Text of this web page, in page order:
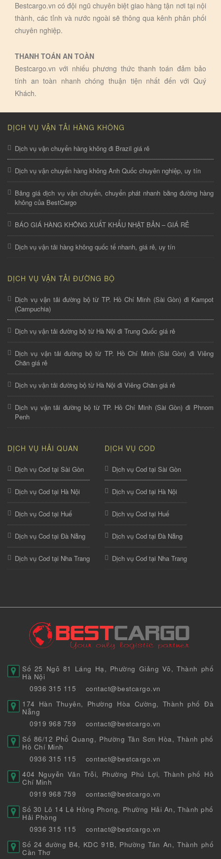
Bestcargo.vn có đội ngũ chuyên biệt giao hàng tận nơi tại nội
thành, các tỉnh và nước ngoài sẽ thông qua kênh phân phối
chuyên nghiệp.
THANH TOÁN AN TOÀN
Bestcargo.vn với nhiếu phương thức thanh toán đảm bảo
tính an toàn nhanh chóng thuận tiện nhất đến với Quý
Khách.
DỊCH VỤ VẬN TẢI HÀNG KHÔNG
Dịch vụ vận chuyển hàng không đi Brazil giá rẻ
Dịch vụ vận chuyển hàng không Anh Quốc chuyên nghiệp, uy tín
Bảng giá dịch vụ vận chuyển, chuyển phát nhanh bằng đường hàng
không của BestCargo
BÁO GIÁ HÀNG KHÔNG XUẤT KHẨU NHẬT BẢN – GIÁ RẺ
Dịch vụ vận tải hàng không quốc tế nhanh, giá rẻ, uy tín
DỊCH VỤ VẬN TẢI ĐƯỜNG BỘ
Dịch vụ vận tải đường bộ từ TP. Hồ Chí Minh (Sài Gòn) đi Kampot
(Campuchia)
Dịch vụ vận tải đường bộ từ Hà Nội đi Trung Quốc giá rẻ
Dịch vụ vận tải đường bộ từ TP. Hồ Chí Minh (Sài Gòn) đi Viêng
Chăn giá rẻ
Dịch vụ vận tải đường bộ từ Hà Nội đi Viêng Chăn giá rẻ
Dịch vụ vận tải đường bộ từ TP. Hồ Chí Minh (Sài Gòn) đi Phnom
Penh
DỊCH VỤ HẢI QUAN
Dịch vụ Cod tại Sài Gòn
Dịch vụ Cod tại Hà Nội
Dịch vụ Cod tại Huế
Dịch vụ Cod tại Đà Nẵng
Dịch vụ Cod tại Nha Trang
DỊCH VỤ COD
Dịch vụ Cod tại Sài Gòn
Dịch vụ Cod tại Hà Nội
Dịch vụ Cod tại Huế
Dịch vụ Cod tại Đà Nẵng
Dịch vụ Cod tại Nha Trang
Số 25 Ngõ 81 Láng Hạ, Phường Giảng Võ, Thành phố
Hà Nội
0936 315 115
contact@bestcargo.vn
174 Hàn Thuyên, Phường Hòa Cường, Thành phố Đà
Nẵng
0919 968 759
contact@bestcargo.vn
Số 86/12 Phổ Quang, Phường Tân Sơn Hòa, Thành phố
Hồ Chí Minh
0936 315 115
contact@bestcargo.vn
404 Nguyễn Văn Trỗi, Phường Phú Lợi, Thành phố Hồ
Chí Minh
0919 968 759
contact@bestcargo.vn
Số 30 Lô 14 Lê Hồng Phong, Phường Hải An, Thành phố
Hải Phòng
0936 315 115
contact@bestcargo.vn
Số 24 đường B4, KDC 91B, Phường Tân An, Thành phố
Cần Thơ